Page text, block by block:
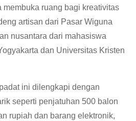
membuka ruang bagi kreativitas
artisan dari Pasar Wiguna
nusantara dari mahasiswa
dan Universitas Kristen
ini dilengkapi dengan
seperti penjatuhan 500 balon
rupiah dan barang elektronik,